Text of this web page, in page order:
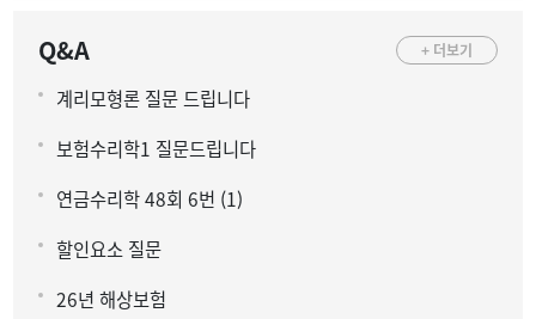
Q&A + 더보기
계리모형론 질문 드립니다
보험수리학1 질문드립니다
연금수리학 48회 6번 (1)
할인요소 질문
26년 해상보험